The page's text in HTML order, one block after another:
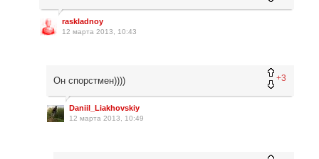
raskladnoy
12 марта 2013, 10:43
+3
Он спорстмен))))
Daniil_Liakhovskiy
12 марта 2013, 10:49